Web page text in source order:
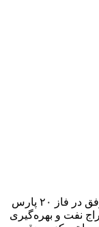
پروژه حفاری پارس حفار یکی از پروژه‌های موفق در فاز ۲۰ پارس
نفت و بهره‌گیری